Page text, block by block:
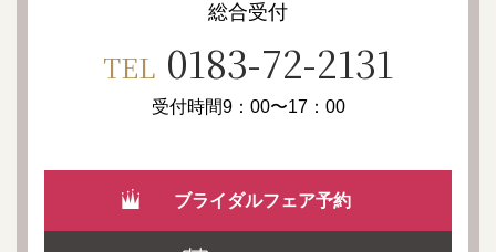
総合受付
TEL 0183-72-2131
受付時間9：00〜17：00
ブライダルフェア予約